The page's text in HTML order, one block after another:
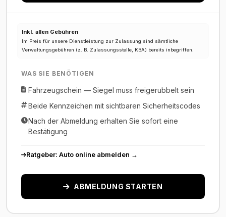
Inkl. allen Gebühren
Im Preis für unsere Dienstleistung zur Zulassung sind sämtliche
Verwaltungsgebühren (z. B. Zulassungsstelle, KBA) bereits inbegriffen.
WAS SIE BENÖTIGEN
Fahrzeugschein — Siegel muss freigerubbelt sein
Beide Kennzeichen mit sichtbaren Sicherheitscodes
Nach der Abmeldung erhalten Sie sofort eine
Bestätigung
Ratgeber: Auto online abmelden →
ABMELDUNG STARTEN